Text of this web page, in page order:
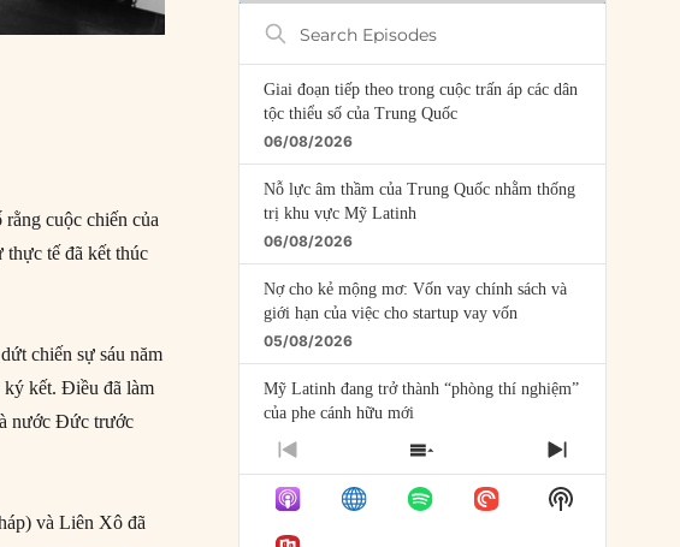
cuộc chiến của
tế đã kết thúc
chiến sự sáu năm
ký kết. Điều đã làm
nước Đức trước
và Liên Xô đã
Search
Episodes
Giai đoạn tiếp theo trong cuộc trấn áp các dân
tộc thiểu số của Trung Quốc
06/08/2026
Nỗ lực âm thầm của Trung Quốc nhằm thống
trị khu vực Mỹ Latinh
06/08/2026
Nợ cho kẻ mộng mơ: Vốn vay chính sách và
giới hạn của việc cho startup vay vốn
05/08/2026
Mỹ Latinh đang trở thành “phòng thí nghiệm”
của phe cánh hữu mới
04/08/2026
Tại sao Trung Quốc phủ nhận cuộc gặp với
Ngoại trưởng Nhật Bản?
04/08/2026
PREVIOUS
EPISODE
SHOW
EPISODES
LIST
NEXT
EPISODE
Show
Podcast